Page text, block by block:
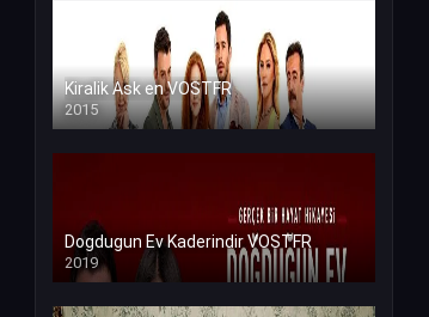
Kiralik Ask en VOSTFR
2015
Dogdugun Ev Kaderindir VOSTFR
2019